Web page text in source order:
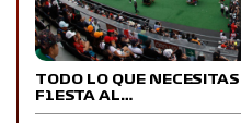
TODO LO QUE
F1ESTA AL…